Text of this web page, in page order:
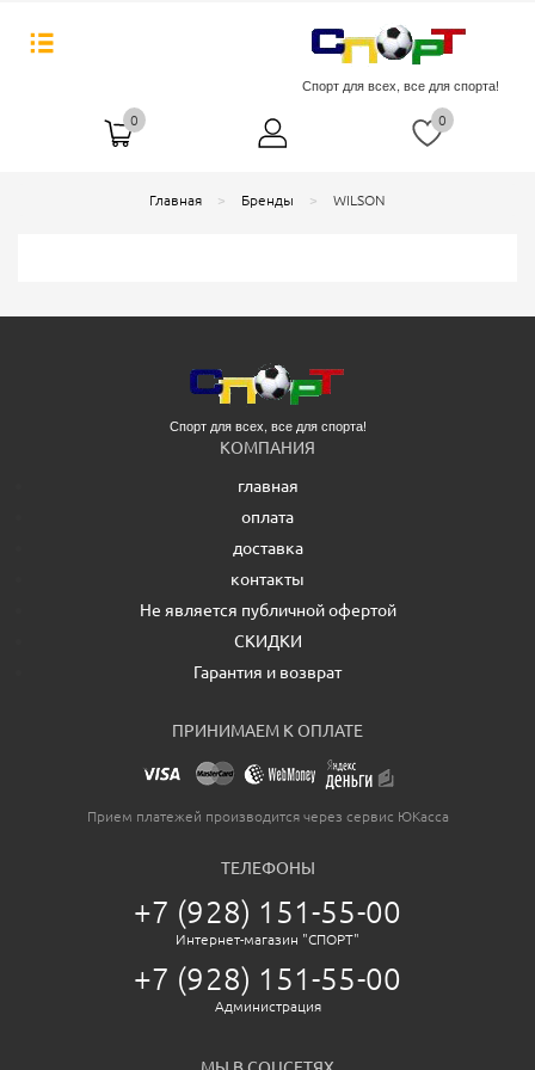
Спорт для всех, все для спорта!
0 0
Главная Бренды WILSON
Спорт для всех, все для спорта!
КОМПАНИЯ
главная
оплата
доставка
контакты
Не является публичной офертой
СКИДКИ
Гарантия и возврат
ПРИНИМАЕМ К ОПЛАТЕ
Прием платежей производится через сервис ЮКасса
ТЕЛЕФОНЫ
+7 (928) 151-55-00
Интернет-магазин "СПОРТ"
+7 (928) 151-55-00
Администрация